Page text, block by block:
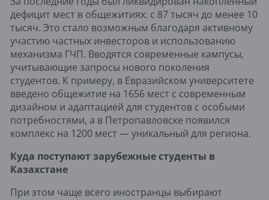
дефицит мест в общежитиях: с 87 тысяч до менее 10
тысяч. Это стало возможным благодаря активному
участию частных инвесторов и использованию
механизма ГЧП. Вводятся современные кампусы,
учитывающие запросы нового поколения
студентов. К примеру, в Евразийском университете
введено общежитие на 1656 мест с современным
дизайном и адаптацией для студентов с особыми
потребностями, а в Петропавловске появился
комплекс на 1200 мест — уникальный для региона.
Куда поступают зарубежные студенты в
Казахстане
При этом чаще всего иностранцы выбирают